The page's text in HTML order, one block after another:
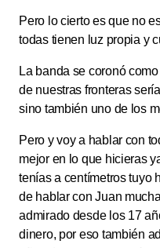
Pero lo cierto es que no
todas tienen luz propia y
La banda se coronó
de nuestras fronteras
sino también uno de los
Pero y voy a hablar con
mejor en lo que hicieras
tenías a centímetros tuyo
de hablar con Juan
admirado desde los 17
dinero, por eso también